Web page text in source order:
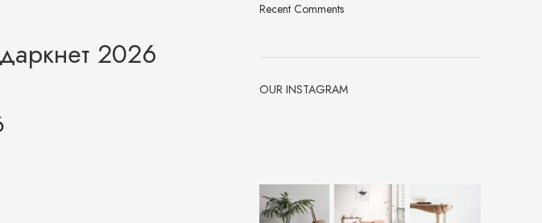
2026
Recent Comments
OUR INSTAGRAM